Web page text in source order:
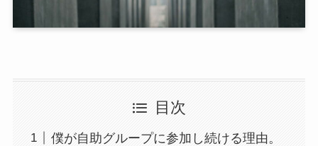
目次
僕が自助グループに参加し続ける理由。